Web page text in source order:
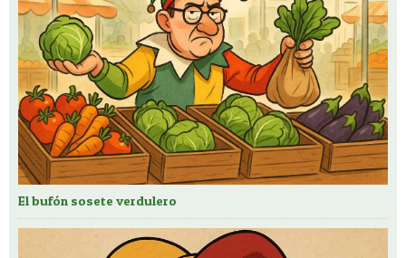
El bufón sosete verdulero